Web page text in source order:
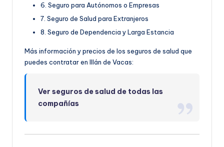
6. Seguro para Autónomos o Empresas
7. Seguro de Salud para Extranjeros
8. Seguro de Dependencia y Larga Estancia
Más información y precios de los seguros de salud que
puedes contratar en Illán de Vacas:
Ver seguros de salud de todas las
compañías